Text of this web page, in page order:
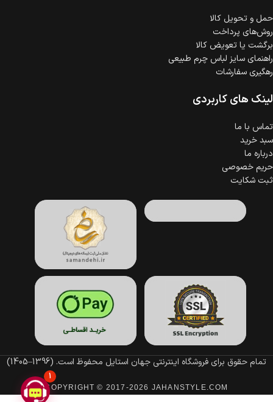
حمل‌ و تحویل کالا
روش‌های پرداخت
برگشت یا تعویض کالا
راهنمای سایز لباس چرم طبیعی
رهگیری سفارشات
لینک های کاربردی
تماس با ما
سبد خرید
درباره ما
حریم خصوصی
ثبت شکایت
تمام حقوق برای فروشگاه اینترنتی جهان استایل محفوظ است. (1396–1405)
COPYRIGHT © 2017-2026 JAHANSTYLE.COM
1